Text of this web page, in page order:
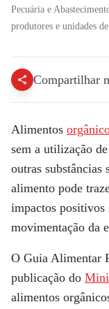
Pecuária e
produtores e unidades
Compartilhar
Alimentos
sem a utilização
outras substâncias
alimento pode
impactos positivos
movimentação da
O Guia Alimentar
publicação do
alimentos